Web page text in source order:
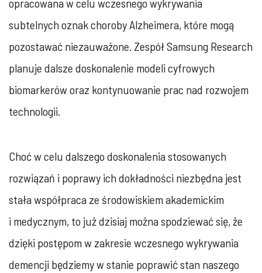
opracowana w celu wczesnego wykrywania
subtelnych oznak choroby Alzheimera, które mogą
pozostawać niezauważone. Zespół Samsung Research
planuje dalsze doskonalenie modeli cyfrowych
biomarkerów oraz kontynuowanie prac nad rozwojem
technologii.
Choć w celu dalszego doskonalenia stosowanych
rozwiązań i poprawy ich dokładności niezbędna jest
stała współpraca ze środowiskiem akademickim
i medycznym, to już dzisiaj można spodziewać się, że
dzięki postępom w zakresie wczesnego wykrywania
demencji będziemy w stanie poprawić stan naszego